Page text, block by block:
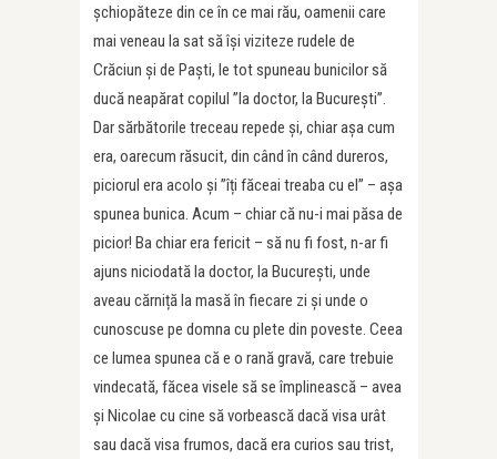
șchiopăteze din ce în ce mai rău, oamenii care
mai veneau la sat să își viziteze rudele de
Crăciun și de Paști, le tot spuneau bunicilor să
ducă neapărat copilul ”la doctor, la București”.
Dar sărbătorile treceau repede și, chiar așa cum
era, oarecum răsucit, din când în când dureros,
piciorul era acolo și ”îți făceai treaba cu el” – așa
spunea bunica. Acum – chiar că nu-i mai păsa de
picior! Ba chiar era fericit – să nu fi fost, n-ar fi
ajuns niciodată la doctor, la București, unde
aveau cărniță la masă în fiecare zi și unde o
cunoscuse pe domna cu plete din poveste. Ceea
ce lumea spunea că e o rană gravă, care trebuie
vindecată, făcea visele să se împlinească – avea
și Nicolae cu cine să vorbească dacă visa urât
sau dacă visa frumos, dacă era curios sau trist,